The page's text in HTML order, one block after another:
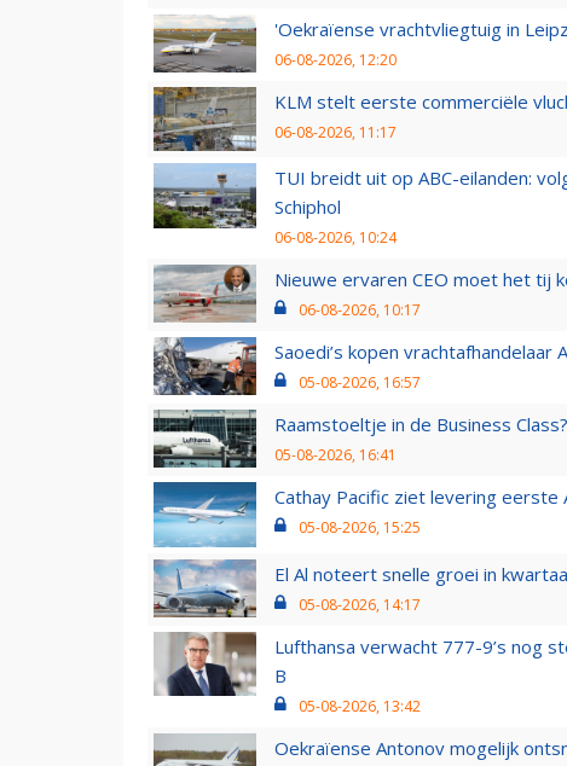
'Oekraïense vrachtvliegtuig in
06-08-2026, 12:20
KLM stelt eerste commerciële
06-08-2026, 11:17
TUI breidt uit op ABC-eilanden:
Schiphol
06-08-2026, 10:24
Nieuwe ervaren CEO moet het tij
06-08-2026, 10:17
Saoedi’s kopen vrachtafhandelaar
05-08-2026, 16:57
Raamstoeltje in de Business
05-08-2026, 16:41
Cathay Pacific ziet levering eerste
05-08-2026, 15:25
El Al noteert snelle groei in
05-08-2026, 14:17
Lufthansa verwacht 777-9’s nog
B
05-08-2026, 13:42
Oekraïense Antonov mogelijk